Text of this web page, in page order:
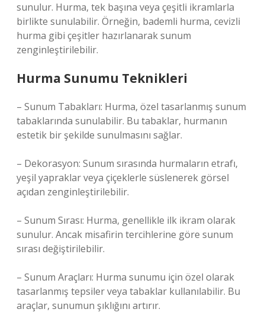
sunulur. Hurma, tek başına veya çeşitli ikramlarla
birlikte sunulabilir. Örneğin, bademli hurma, cevizli
hurma gibi çeşitler hazırlanarak sunum
zenginleştirilebilir.
Hurma Sunumu Teknikleri
– Sunum Tabakları: Hurma, özel tasarlanmış sunum
tabaklarında sunulabilir. Bu tabaklar, hurmanın
estetik bir şekilde sunulmasını sağlar.
– Dekorasyon: Sunum sırasında hurmaların etrafı,
yeşil yapraklar veya çiçeklerle süslenerek görsel
açıdan zenginleştirilebilir.
– Sunum Sırası: Hurma, genellikle ilk ikram olarak
sunulur. Ancak misafirin tercihlerine göre sunum
sırası değiştirilebilir.
– Sunum Araçları: Hurma sunumu için özel olarak
tasarlanmış tepsiler veya tabaklar kullanılabilir. Bu
araçlar, sunumun şıklığını artırır.